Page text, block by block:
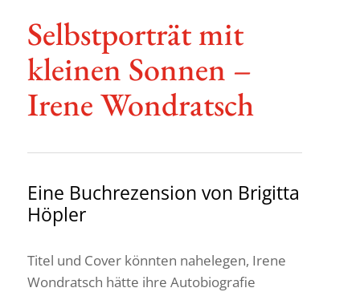
Selbst­por­trät mit
kleinen Sonnen –
Irene Wondratsch
Eine Buch­re­zen­sion von Brigitta
Höpler
Titel und Cover könnten nahe­legen, Irene
Wond­ratsch hätte ihre Auto­bio­grafie